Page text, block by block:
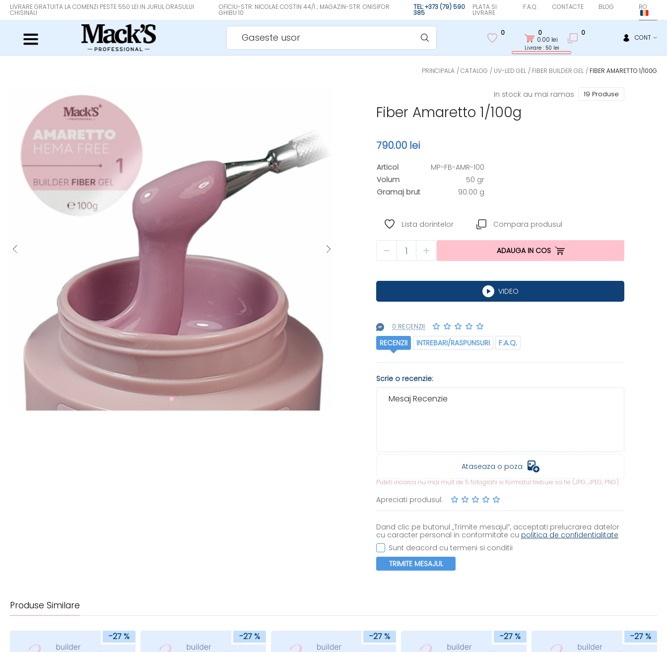
LIVRARE GRATUITA LA COMENZI PESTE 550 LEI IN JURUL ORASULUI
CHISINAU
OFICIU-STR. NICOLAE COSTIN 44/1 ; MAGAZIN-STR. ONISIFOR
GHIBU 10
TEL: +373 (79) 590
385
PLATA SI
LIVRARE
F.A.Q. CONTACTE BLOG RO
Gaseste usor 0
0
0.00 lei
Livrare : 50 lei
0
CONT
PRINCIPALA CATALOG UV-LED GEL FIBER BUILDER GEL FIBER AMARETTO 1/100G
In stock au mai ramas 19 Produse
Fiber Amaretto 1/100g
790.00 lei
Articol
MP-FB-AMR-100
Volum
50 gr
Gramaj brut
90.00 g
Lista dorintelor Compara produsul
ADAUGA IN COS
VIDEO
0 RECENZII
RECENZII INTREBARI/RASPUNSURI F.A.Q.
Scrie o recenzie:
Mesaj Recenzie
Ataseaza o poza
Puteti incarca nu mai mult de 5 fotografii si formatul trebuie sa fie (JPG, JPEG, PNG).
Apreciati produsul:
Dand clic pe butonul „Trimite mesajul”, acceptati prelucrarea datelor
cu caracter personal in conformitate cu politica de confidentialitate
Sunt deacord cu termeni si conditii
TRIMITE MESAJUL
Produse Similare
-27 % -27 % -27 % -27 % -27 %